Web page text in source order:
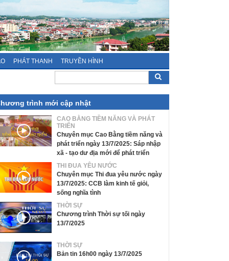
PHÁT THANH TRUYỀN HÌNH
trình mới cập nhật
CAO BẰNG TIỀM NĂNG VÀ PHÁT
TRIỂN
Chuyên mục Cao Bằng tiềm năng và
phát triển ngày 13/7/2025: Sáp nhập
xã - tạo dư địa mới để phát triển
THI ĐUA YÊU NƯỚC
Chuyên mục Thi đua yêu nước ngày
13/7/2025: CCB làm kinh tế giỏi,
sống nghĩa tình
THỜI SỰ
Chương trình Thời sự tối ngày
13/7/2025
THỜI SỰ
Bản tin 16h00 ngày 13/7/2025